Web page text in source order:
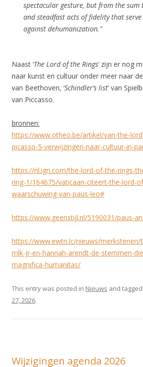
spectacular gesture, but from the
and steadfast acts of fidelity that
against dehumanization.”
Naast ‘The Lord of the Rings‘ zijn er nog
naar kunst en cultuur onder meer naar de
van Beethoven, ‘Schindler’s list‘ van
van Piccasso.
bronnen:
https://www.otheo.be/artikel/van-the-
picasso-5-verwijzingen-naar-cultuur-in-
https://nl.ign.com/the-lord-of-the-rings-
ring-1/164675/vaticaan-citeert-the-lord-
waarschuwing-van-paus-leo#
https://www.geenstijl.nl/5190031/paus-
https://www.ewtn.lc/nieuws/merkstenen/
mlk-jr-en-hannah-arendt-de-stemmen-
magnifica-humanitas/
This entry was posted in Nieuws and tagged
27, 2026.
Wijzigingen agenda 2026